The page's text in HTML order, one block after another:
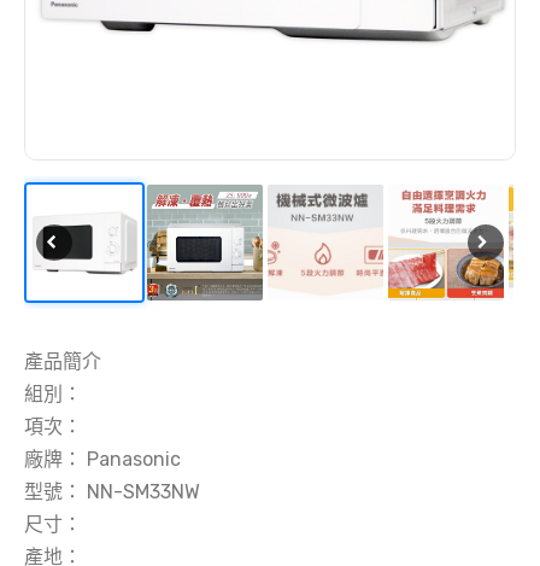
產品簡介
組別：
項次：
廠牌：
Panasonic
型號：
NN-SM33NW
尺寸：
產地：